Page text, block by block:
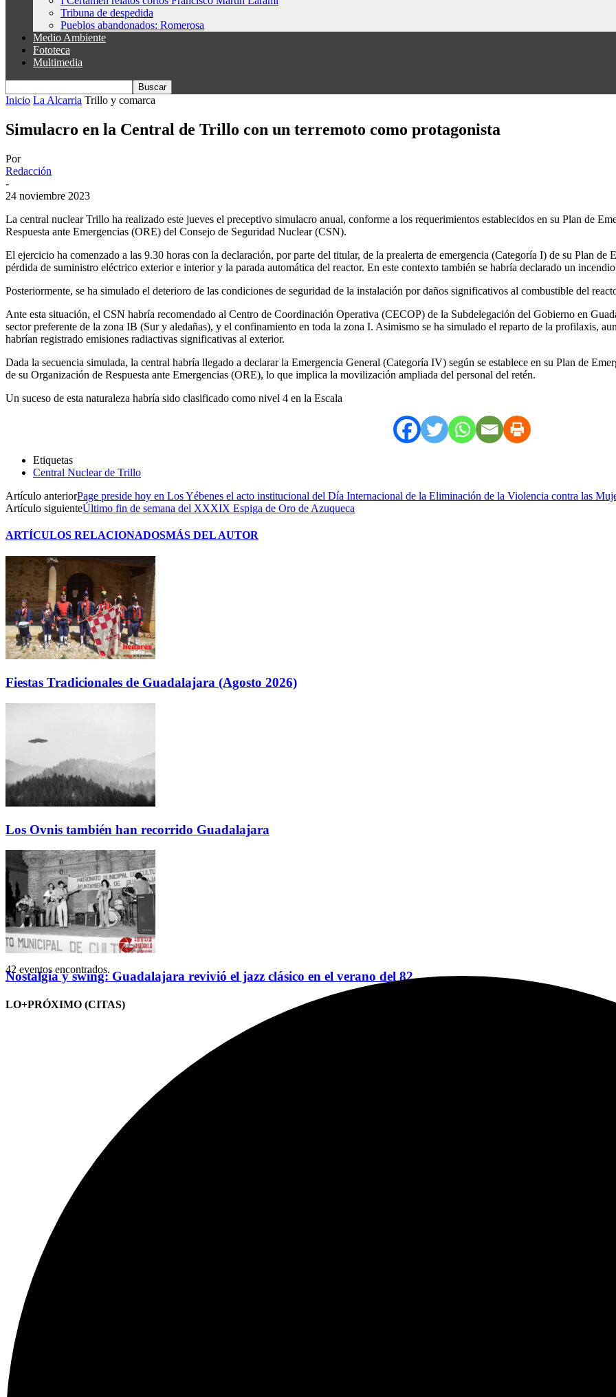
Tribuna de despedida
Pueblos abandonados: Romerosa
Medio Ambiente
Fototeca
Multimedia
Inicio La Alcarria Trillo y comarca
Simulacro en la Central de Trillo con un terremoto como protagonista
Por
Redacción
-
24 noviembre 2023
La central nuclear Trillo ha realizado este jueves el preceptivo simulacro anual, conforme a los requerimientos establecidos en su Plan de
Respuesta ante Emergencias (ORE) del Consejo de Seguridad Nuclear (CSN).
El ejercicio ha comenzado a las 9.30 horas con la declaración, por parte del titular, de la prealerta de emergencia (Categoría I) de su Plan
pérdida de suministro eléctrico exterior e interior y la parada automática del reactor. En este contexto también se habría declarado un
Posteriormente, se ha simulado el deterioro de las condiciones de seguridad de la instalación por daños significativos al combustible del
Ante esta situación, el CSN habría recomendado al Centro de Coordinación Operativa (CECOP) de la Subdelegación del Gobierno en
sector preferente de la zona IB (Sur y aledañas), y el confinamiento en toda la zona I. Asimismo se ha simulado el reparto de la profilaxis,
habrían registrado emisiones radiactivas significativas al exterior.
Dada la secuencia simulada, la central habría llegado a declarar la Emergencia General (Categoría IV) según se establece en su Plan de
de su Organización de Respuesta ante Emergencias (ORE), lo que implica la movilización ampliada del personal del retén.
Un suceso de esta naturaleza habría sido clasificado como nivel 4 en la Escala
Etiquetas
Central Nuclear de Trillo
Artículo anteriorPage preside hoy en Los Yébenes el acto institucional del Día Internacional de la Eliminación de la Violencia contra las
Artículo siguienteÚltimo fin de semana del XXXIX Espiga de Oro de Azuqueca
ARTÍCULOS RELACIONADOSMÁS DEL AUTOR
Fiestas Tradicionales de Guadalajara (Agosto 2026)
Los Ovnis también han recorrido Guadalajara
Nostalgia y swing: Guadalajara revivió el jazz clásico en el verano del 82
LO+PRÓXIMO (CITAS)
42 eventos encontrados.